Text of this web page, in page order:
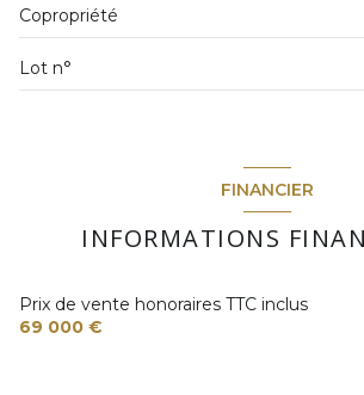
Copropriété
Lot n°
FINANCIER
INFORMATIONS
Prix de vente honoraires TTC inclus
69 000 €